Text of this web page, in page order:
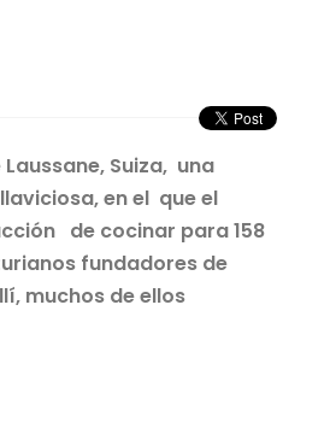
Suiza, una
en el que el
de cocinar para 158
fundadores de
muchos de ellos